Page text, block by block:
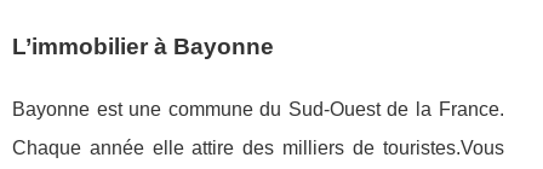
L’immobilier à Bayonne
Bayonne est une commune du Sud-Ouest de la France.
Chaque année elle attire des milliers de touristes.Vous